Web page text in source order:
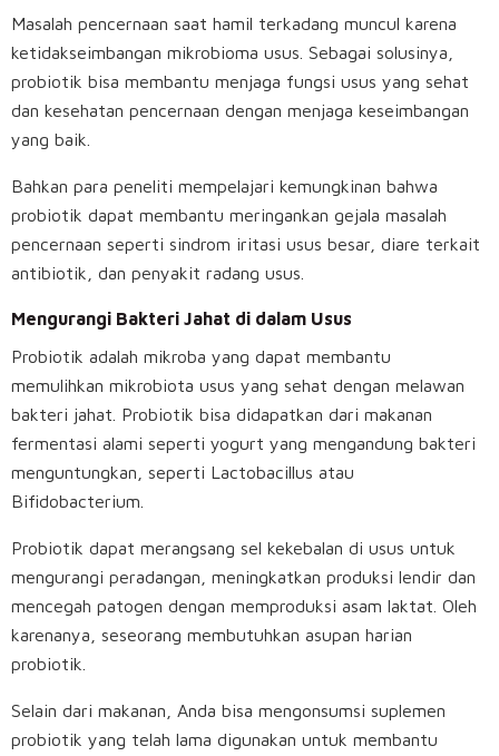
Masalah pencernaan saat hamil terkadang muncul karena
ketidakseimbangan mikrobioma usus. Sebagai solusinya,
probiotik bisa membantu menjaga fungsi usus yang sehat
dan kesehatan pencernaan dengan menjaga keseimbangan
yang baik.
Bahkan para peneliti mempelajari kemungkinan bahwa
probiotik dapat membantu meringankan gejala masalah
pencernaan seperti sindrom iritasi usus besar, diare terkait
antibiotik, dan penyakit radang usus.
Mengurangi Bakteri Jahat di dalam Usus
Probiotik adalah mikroba yang dapat membantu
memulihkan mikrobiota usus yang sehat dengan melawan
bakteri jahat. Probiotik bisa didapatkan dari makanan
fermentasi alami seperti yogurt yang mengandung bakteri
menguntungkan, seperti Lactobacillus atau
Bifidobacterium.
Probiotik dapat merangsang sel kekebalan di usus untuk
mengurangi peradangan, meningkatkan produksi lendir dan
mencegah patogen dengan memproduksi asam laktat. Oleh
karenanya, seseorang membutuhkan asupan harian
probiotik.
Selain dari makanan, Anda bisa mengonsumsi suplemen
probiotik yang telah lama digunakan untuk membantu